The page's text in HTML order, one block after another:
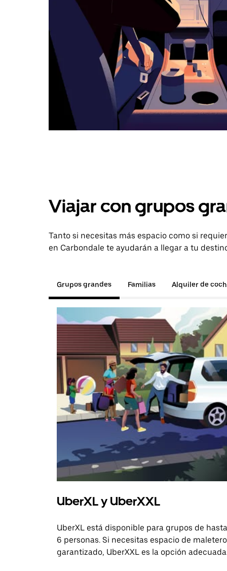
Viajar con grupos
Tanto si necesitas más espacio como si
en Carbondale te ayudarán a llegar a tu
Grupos grandes Familias Alquiler de
UberXL y UberXXL
UberXL está disponible para grupos de hasta
6 personas. Si necesitas espacio de maletero
garantizado, UberXXL es la opción